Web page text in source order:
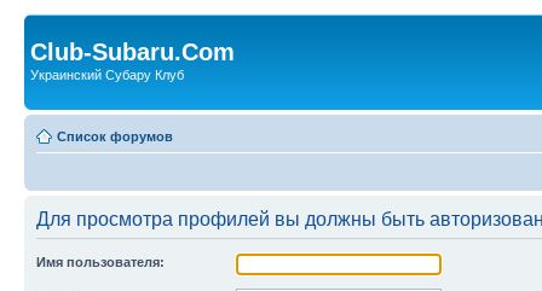
Club-Subaru.Com
Украинский Субару Клуб
Список форумов
Для просмотра профилей вы должны быть
Имя пользователя: